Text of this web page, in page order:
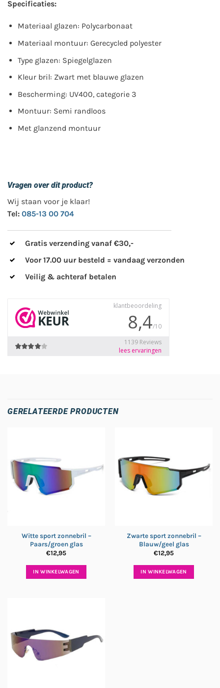
Specificaties:
Materiaal glazen: Polycarbonaat
Materiaal montuur: Gerecycled polyester
Type glazen: Spiegelglazen
Kleur bril: Zwart met blauwe glazen
Bescherming: UV400, categorie 3
Montuur: Semi randloos
Met glanzend montuur
Vragen over dit product?
Wij staan voor je klaar!
Tel: 085-13 00 704
Gratis verzending vanaf €30,-
Voor 17.00 uur besteld = vandaag verzonden
Veilig & achteraf betalen
GERELATEERDE PRODUCTEN
Witte sport zonnebril –
Paars/groen glas
€12,95
IN WINKELWAGEN
Zwarte sport zonnebril –
Blauw/geel glas
€12,95
IN WINKELWAGEN